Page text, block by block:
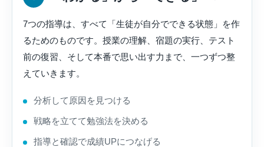
7つの指導は、すべて「生徒が自分でできる状態」を作
るためのものです。授業の理解、宿題の実行、テスト
前の復習、そして本番で思い出す力まで、一つずつ整
えていきます。
分析して原因を見つける
戦略を立てて勉強法を決める
指導と確認で成績UPにつなげる